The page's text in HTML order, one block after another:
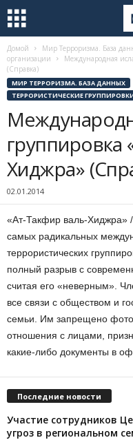
Домой Мир Терроризма. База
организации
Международная
(Справка)
МИР ТЕРРОРИЗМА. БАЗА ДАННЫХ
ТЕРРОРИСТИЧЕСКИЕ
группировка
Хиджра»
02.01.2014
«Ат-Такфир валь-Хиджра»
самых радикальных
террористических
полный разрыв с
считая его «неверным».
все связи с обществом и
семьи. Им запрещено
отношения с лицами,
какие-либо документы в
Последние новости
Участие сотрудников
угроз в региональном